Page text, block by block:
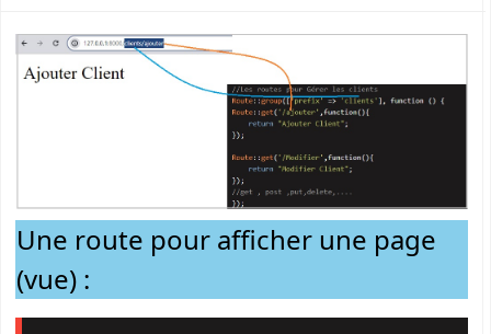
Une route pour afficher une page
(vue) :